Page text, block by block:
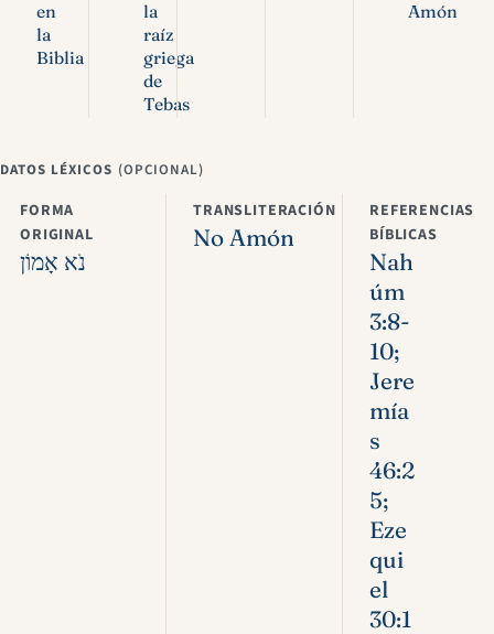
en
la
Biblia
la
raíz
griega
de
Tebas
Amón
DATOS LÉXICOS (OPCIONAL)
FORMA
ORIGINAL
נֹא אָמוֹן
TRANSLITERACIÓN
No Amón
REFERENCIAS
BÍBLICAS
Nah
úm
3:8-
10;
Jere
mía
s
46:2
5;
Eze
qui
el
30:1